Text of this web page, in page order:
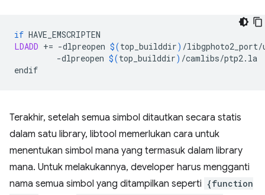
if
LDADD += -dlpreopen $(top_builddir) /libgphoto2_port/
-dlpreopen $(top_builddir) /camlibs/ptp2.la
Terakhir, setelah semua simbol ditautkan secara statis
dalam satu library, libtool memerlukan cara untuk
menentukan simbol mana yang termasuk dalam library
mana. Untuk melakukannya, developer harus mengganti
nama semua simbol yang ditampilkan seperti {function